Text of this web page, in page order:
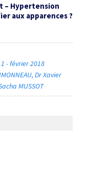
– Hypertension
aux apparences ?
- février 2018
Dr Xavier
MUSSOT